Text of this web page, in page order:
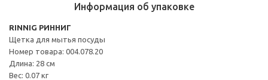
Информация об упаковке
RINNIG РИННИГ
Щетка для мытья посуды
Номер товара: 004.078.20
Длина: 28 см
Вес: 0.07 кг